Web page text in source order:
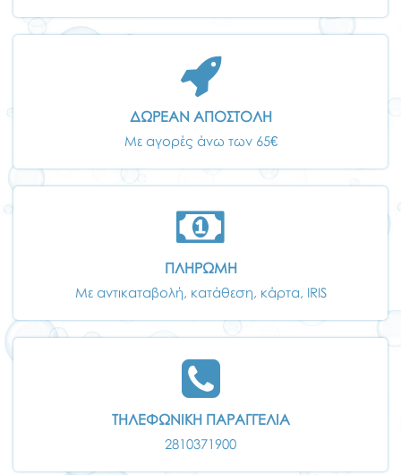
ΔΩΡΕΑΝ ΑΠΟΣΤΟΛΗ
Με αγορές άνω των 65€
ΠΛΗΡΩΜΗ
Με αντικαταβολή, κατάθεση, κάρτα, IRIS
ΤΗΛΕΦΩΝΙΚΗ ΠΑΡΑΓΓΕΛΙΑ
2810371900